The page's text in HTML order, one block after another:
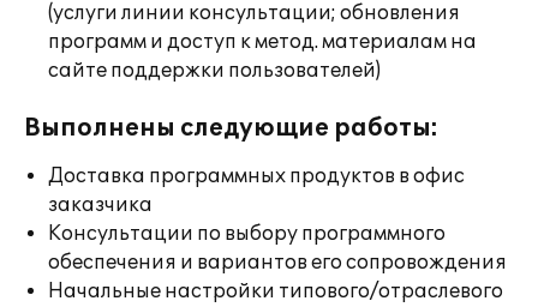
(услуги линии консультации; обновления
программ и доступ к метод. материалам на
сайте поддержки пользователей)
Выполнены следующие работы:
Доставка программных продуктов в офис
заказчика
Консультации по выбору программного
обеспечения и вариантов его сопровождения
Начальные настройки типового/отраслевого